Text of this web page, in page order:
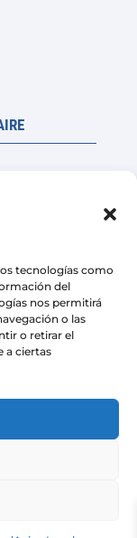
tecnologías como
del
nos permitirá
o las
o retirar el
a ciertas
SL